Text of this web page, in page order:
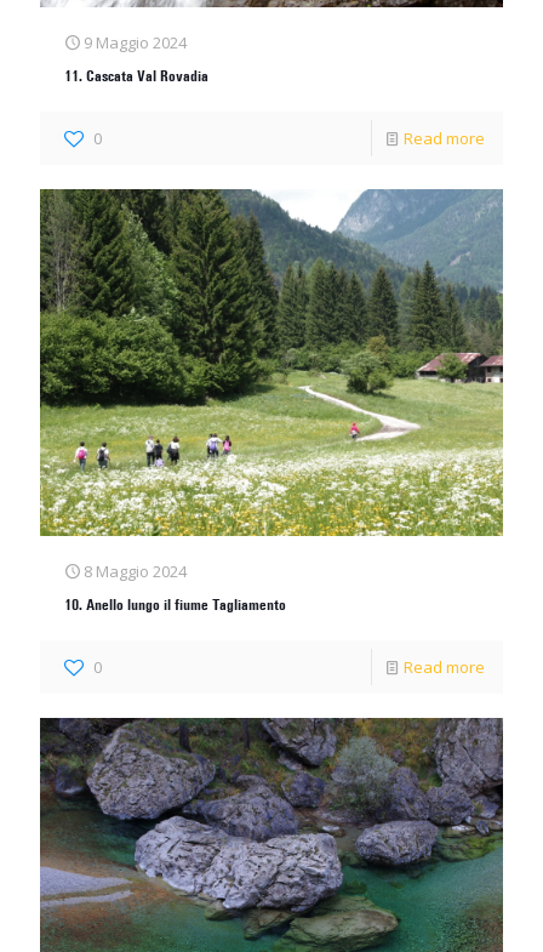
9 Maggio 2024
11. Cascata Val Rovadia
0 Read more
8 Maggio 2024
10. Anello lungo il fiume Tagliamento
0 Read more